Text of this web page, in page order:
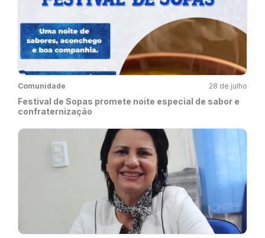
Comunidade 28 de julho
Festival de Sopas promete noite especial de sabor e
confraternização